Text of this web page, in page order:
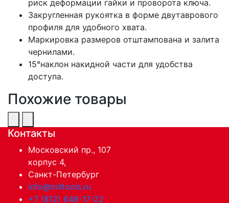
риск деформации гайки и проворота ключа.
Закругленная рукоятка в форме двутаврового
профиля для удобного хвата.
Маркировка размеров отштампована и залита
чернилами.
15°наклон накидной части для удобства
доступа.
Похожие товары
Контакты
Московский пр., 107
корпус 4,
Санкт-Петербург
info@miltools.ru
+7 (812) 648-17-22